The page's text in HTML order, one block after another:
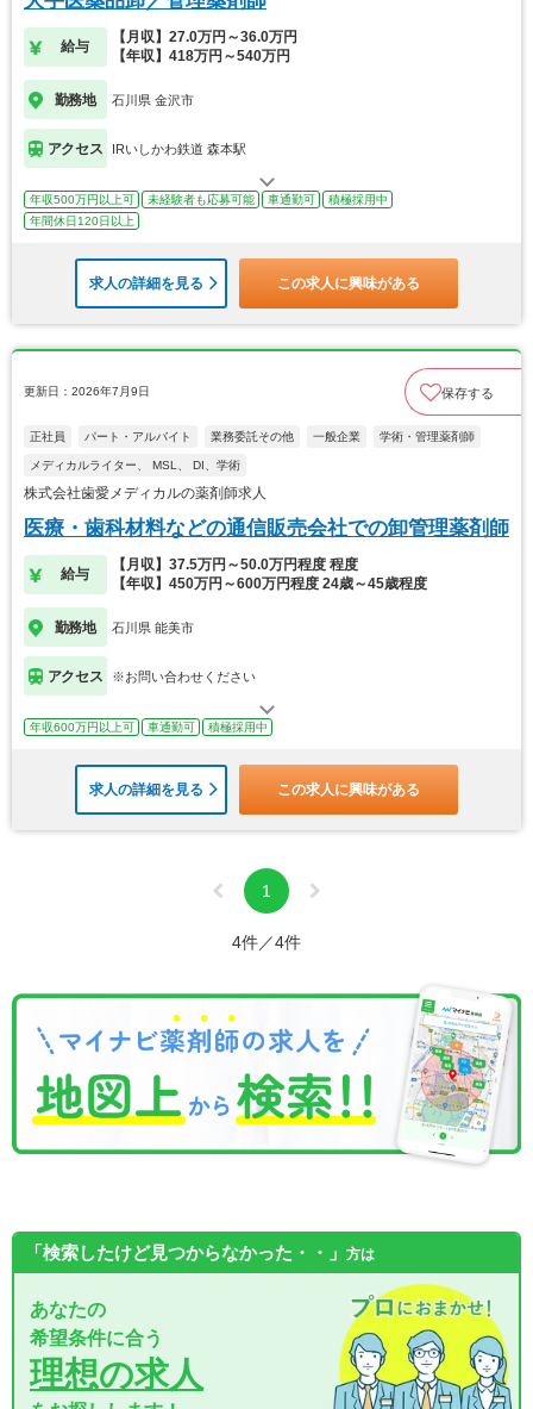
給与
【月収】27.0万円～36.0万円
【年収】418万円～540万円
勤務地 石川県 金沢市
アクセス IRいしかわ鉄道 森本駅
年収500万円以上可 未経験者も応募可能 車通勤可
積極採用中
年間休日120日以上
求人の詳細を見る この求人に興味がある
更新日：2026年7月9日 保存する
正社員 パート・アルバイト 業務委託その他 一般企業 学術・管理薬剤師
メディカルライター、 MSL、 DI、学術
株式会社歯愛メディカルの薬剤師求人
医療・歯科材料などの通信販売会社での卸管理薬剤師
給与
【月収】37.5万円～50.0万円程度 程度
【年収】450万円～600万円程度 24歳～45歳程度
勤務地 石川県 能美市
アクセス ※お問い合わせください
年収600万円以上可 車通勤可 積極採用中
求人の詳細を見る この求人に興味がある
1
4件／4件
「検索したけど見つからなかった・・」 方は
あなたの
希望条件に合う
理想の求人